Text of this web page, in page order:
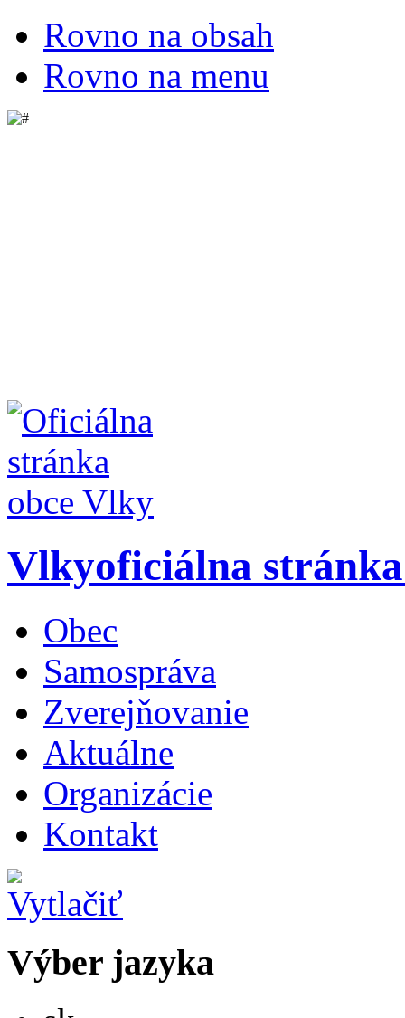
Rovno na obsah
Rovno na menu
Vlkyoficiálna
Obec
Samospráva
Zverejňovanie
Aktuálne
Organizácie
Kontakt
Výber jazyka